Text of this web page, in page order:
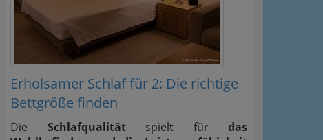
Erholsamer Schlaf für 2: Die richtige
Bettgröße finden
Die Schlafqualitätspielt für das